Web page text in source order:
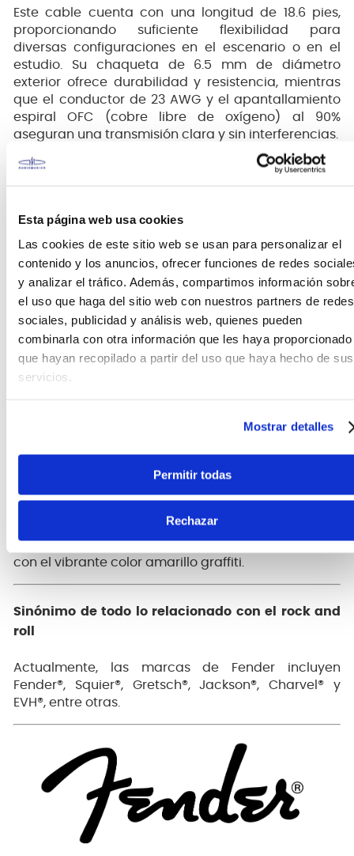
Esta página web usa cookies
Las cookies de este sitio web se usan para personalizar el
contenido y los anuncios, ofrecer funciones de redes
y analizar el tráfico. Además, compartimos información
el uso que haga del sitio web con nuestros partners de redes
sociales, publicidad y análisis web, quienes pueden
combinarla con otra información que les haya proporcionado
que hayan recopilado a partir del uso que haya hecho de sus
servicios.
Mostrar detalles
Permitir todas
Rechazar
Este cable cuenta con una longitud de 18.6 pies,
proporcionando suficiente flexibilidad para
diversas configuraciones en el escenario o en el
estudio. Su chaqueta de 6.5 mm de diámetro
exterior ofrece durabilidad y resistencia, mientras
que el conductor de 23 AWG y el apantallamiento
espiral OFC (cobre libre de oxígeno) al 90%
aseguran una transmisión clara y sin interferencias.
Longitud de 18.6 pies (5.67 metros) para mayor
aspecto llamativo.
adicional.
23 AWG para una conducción eficiente de la
señal.
Apantallamiento espiral OFC al 90% para
minimizar interferencias externas.
Conectores chapados en níquel para
resistencia y fiabilidad.
perfecto para guitarristas que utilizan una Strat®
firma o cualquier otro instrumento que busque un
cable duradero con una estética única. Ideal para
este cable transmite tu tono con claridad, al mismo
tiempo que te permite destacar tu estilo personal
con el vibrante color amarillo graffiti.
Sinónimo de todo lo relacionado con el rock and
roll
Actualmente, las marcas de Fender incluyen
Fender®, Squier®, Gretsch®, Jackson®, Charvel® y
EVH®, entre otras.